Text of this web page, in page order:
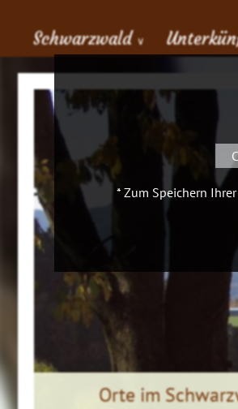
Schwarzwald ∨
Orte im
* Zum Speichern